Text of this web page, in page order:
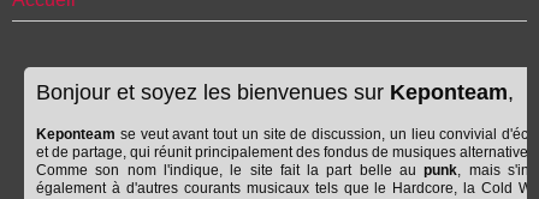
Bonjour et soyez les bienvenues sur Keponteam,
Keponteam se veut avant tout un site de discussion, un lieu convivial
et de partage, qui réunit principalement des fondus de musiques alternatives.
Comme son nom l'indique, le site fait la part belle aupunk, mais
également à d'autres courants musicaux tels que le Hardcore, la Cold